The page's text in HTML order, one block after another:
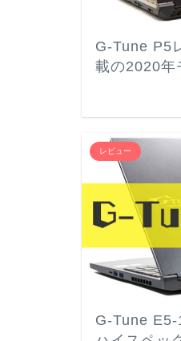
G-Tune P5
載の2020年
レビュー
G-Tune E5-